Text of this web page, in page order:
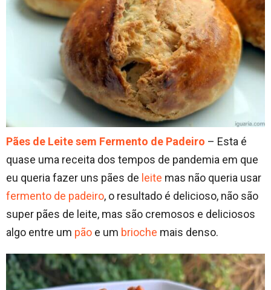
Pães de Leite sem Fermento de Padeiro – Esta é
quase uma receita dos tempos de pandemia em que
eu queria fazer uns pães de leite mas não queria usar
fermento de padeiro, o resultado é delicioso, não são
super pães de leite, mas são cremosos e deliciosos
algo entre um pão e um brioche mais denso.